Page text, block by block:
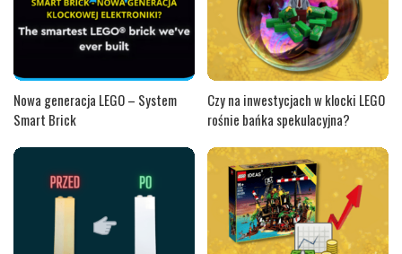
Nowa generacja LEGO – System
Smart Brick
Czy na inwestycjach w klocki LEGO
rośnie bańka spekulacyjna?